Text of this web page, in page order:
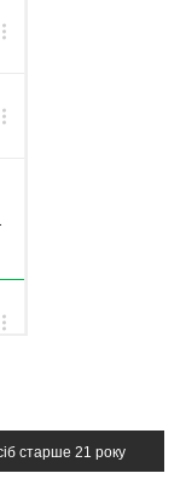
старше 21 року